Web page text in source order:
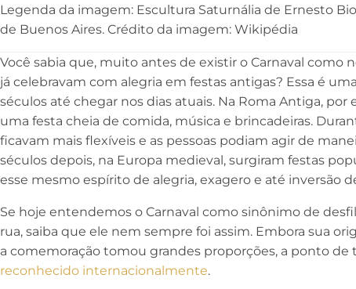
Legenda da imagem: Escultura Saturnália de Ernesto
de Buenos Aires. Crédito da imagem: Wikipédia
Você sabia que, muito antes de existir o Carnaval como
já celebravam com alegria em festas antigas? Essa é
séculos até chegar nos dias atuais. Na Roma Antiga, por
uma festa cheia de comida, música e brincadeiras.
ficavam mais flexíveis e as pessoas podiam agir de
séculos depois, na Europa medieval, surgiram festas
esse mesmo espírito de alegria, exagero e até inversão
Se hoje entendemos o Carnaval como sinônimo de
rua, saiba que ele nem sempre foi assim. Embora sua
a comemoração tomou grandes proporções, a ponto de
reconhecido internacionalmente.